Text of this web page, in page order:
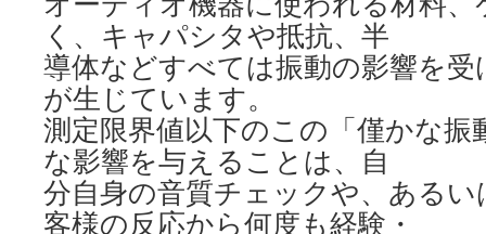
く、キャパシタや抵抗、半
導体などすべては振動の影響を受
が生じています。
測定限界値以下のこの「僅かな振
な影響を与えることは、自
分自身の音質チェックや、ある
客様の反応から何度も経験・